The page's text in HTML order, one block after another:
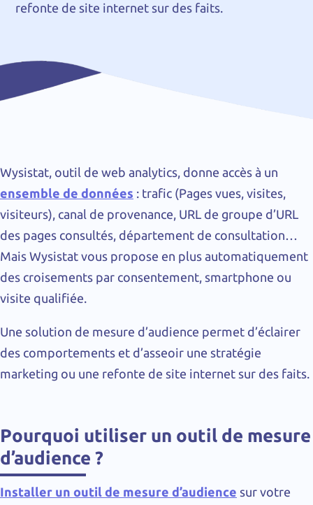
refonte de site internet sur des faits.
Wysistat, outil de web analytics, donne accès à un
ensemble de données : trafic (Pages vues, visites,
visiteurs), canal de provenance, URL de groupe d’URL
des pages consultés, département de consultation…
Mais Wysistat vous propose en plus automatiquement
des croisements par consentement, smartphone ou
visite qualifiée.
Une solution de mesure d’audience permet d’éclairer
des comportements et d’asseoir une stratégie
marketing ou une refonte de site internet sur des faits.
Pourquoi utiliser un outil de mesure
d’audience ?
Installer un outil de mesure d’audience sur votre